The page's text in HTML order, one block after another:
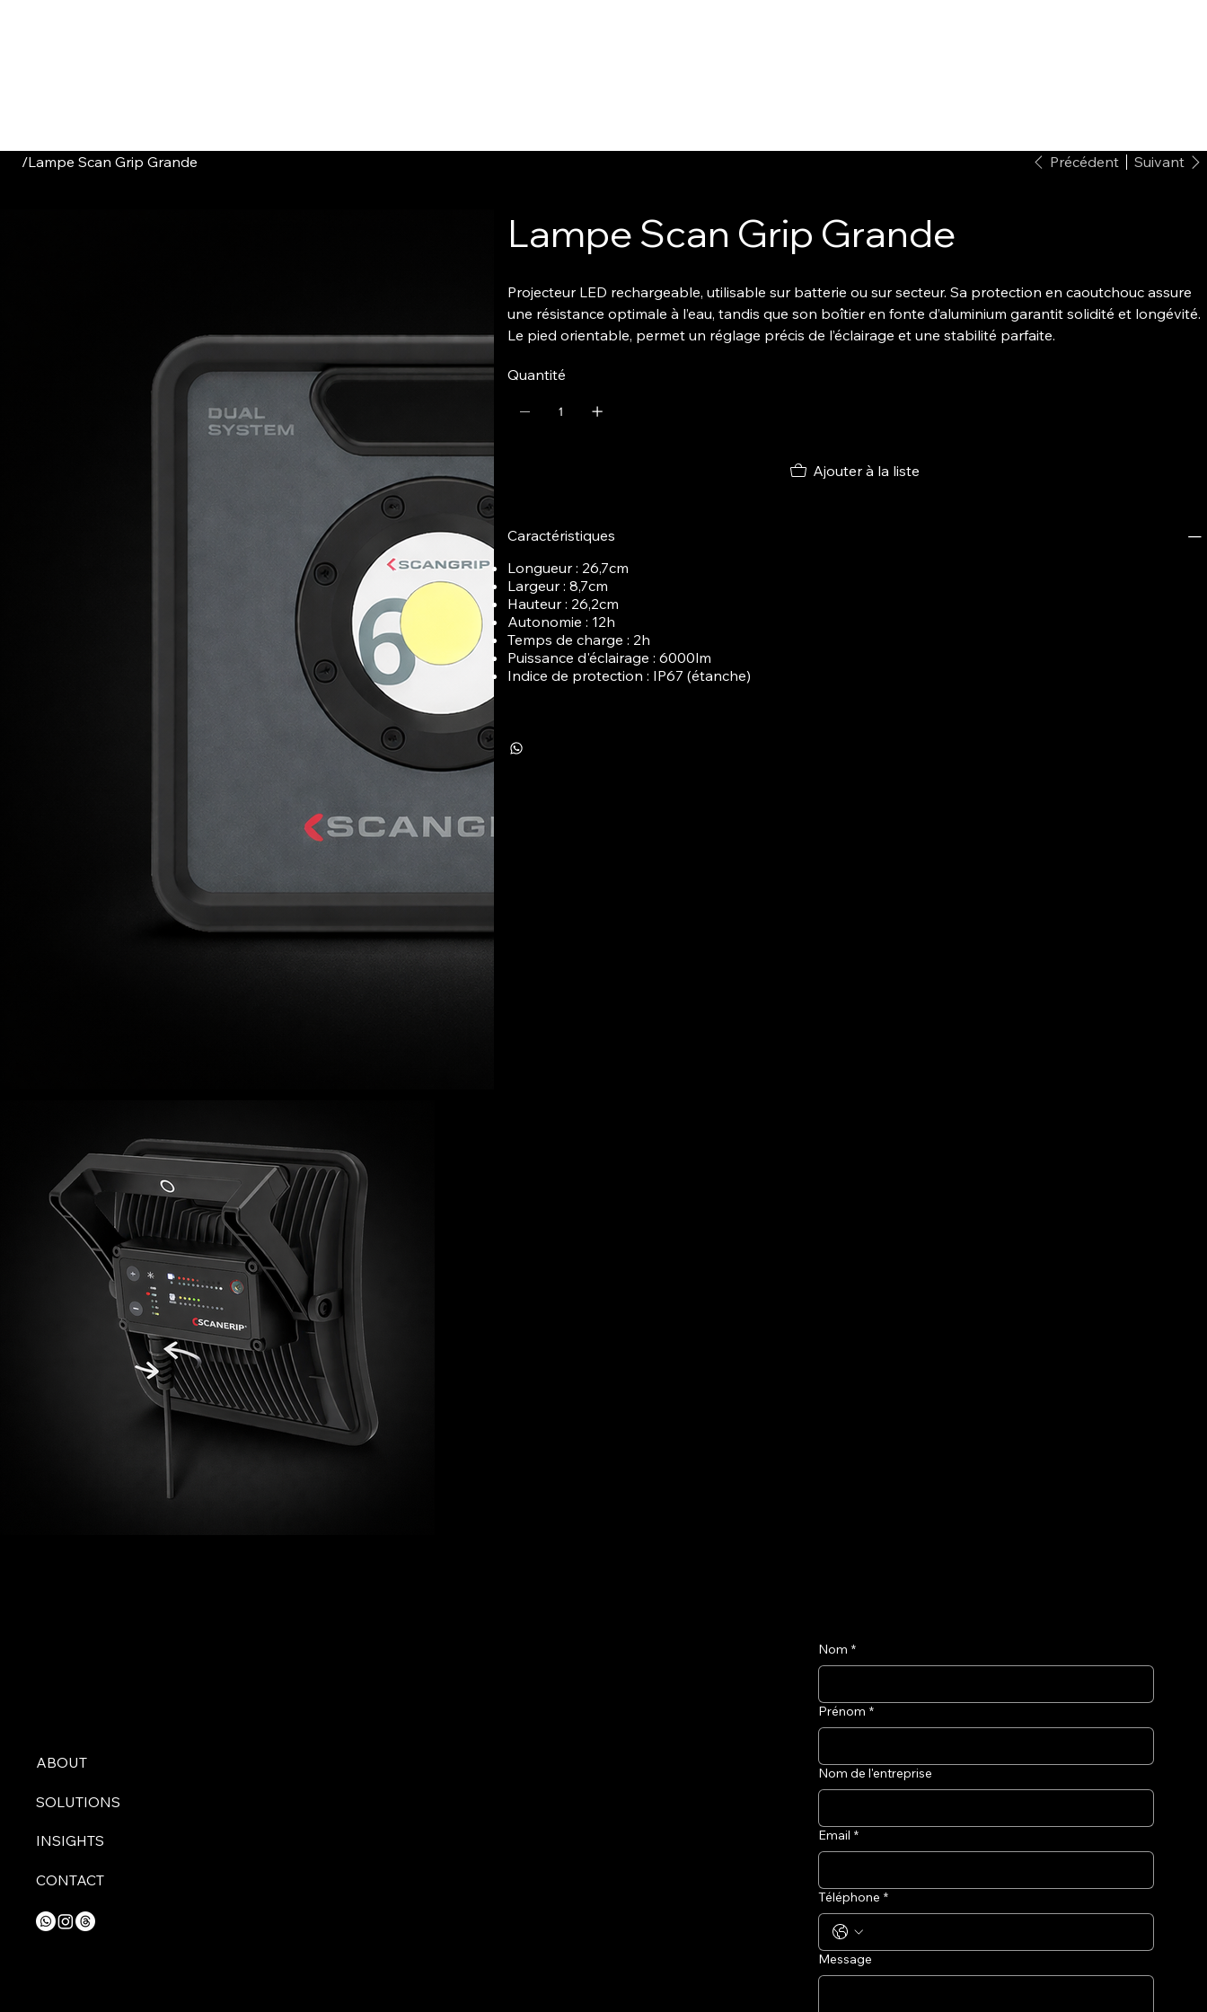
/Lampe Scan Grip Grande Précédent Suivant
Lampe Scan Grip Grande
Projecteur LED rechargeable, utilisable sur batterie ou sur secteur. Sa protection en caoutchouc assure
une résistance optimale à l’eau, tandis que son boîtier en fonte d’aluminium garantit solidité et longévité.
Le pied orientable, permet un réglage précis de l’éclairage et une stabilité parfaite.
Quantité
Ajouter à la liste
Caractéristiques
Longueur : 26,7cm
Largeur : 8,7cm
Hauteur : 26,2cm
Autonomie : 12h
Temps de charge : 2h
Puissance d'éclairage : 6000lm
Indice de protection : IP67 (étanche)
ABOUT
SOLUTIONS
INSIGHTS
CONTACT
Nom *
Prénom *
Nom de l'entreprise
Email *
Téléphone *
Message